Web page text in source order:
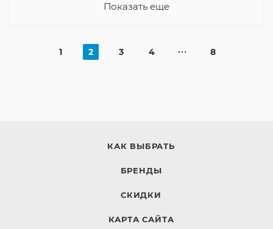
Показать еще
1 2 3 4 8
КАК ВЫБРАТЬ
БРЕНДЫ
СКИДКИ
КАРТА САЙТА